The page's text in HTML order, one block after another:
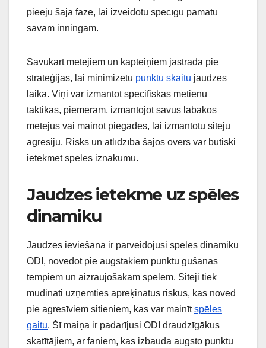
pieeju šajā fāzē, lai izveidotu spēcīgu pamatu
savam inningam.
Savukārt metējiem un kapteiņiem jāstrādā pie
stratēģijas, lai minimizētu punktu skaitu jaudzes
laikā. Viņi var izmantot specifiskas metienu
taktikas, piemēram, izmantojot savus labākos
metējus vai mainot piegādes, lai izmantotu sitēju
agresiju. Risks un atlīdzība šajos overs var būtiski
ietekmēt spēles iznākumu.
Jaudzes ietekme uz spēles
dinamiku
Jaudzes ieviešana ir pārveidojusi spēles dinamiku
ODI, novedot pie augstākiem punktu gūšanas
tempiem un aizraujošākām spēlēm. Sitēji tiek
mudināti uzņemties aprēķinātus riskus, kas noved
pie agresīviem sitieniem, kas var mainītspēles
gaitu. Šī maiņa ir padarījusi ODI draudzīgākus
skatītājiem, ar faniem, kas izbauda augsto punktu